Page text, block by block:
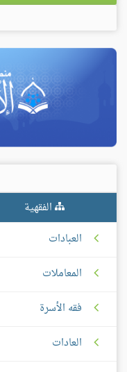
الفقهية
العبادات
المعاملات
فقه الأسرة
العادات